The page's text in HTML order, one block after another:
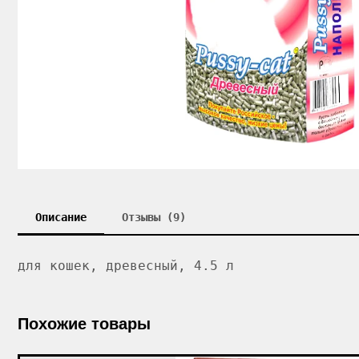
Описание Отзывы (9)
для кошек, древесный, 4.5 л
Похожие товары